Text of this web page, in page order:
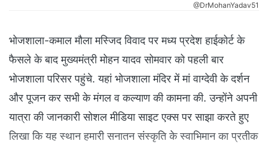
@DrMohanYadav51
भोजशाला-कमाल मौला मस्जिद विवाद पर मध्य प्रदेश हाईकोर्ट के
फैसले के बाद मुख्यमंत्री मोहन यादव सोमवार को पहली बार
भोजशाला परिसर पहुंचे. यहां भोजशाला मंदिर में मां वाग्देवी के दर्शन
और पूजन कर सभी के मंगल व कल्याण की कामना की. उन्होंने अपनी
यात्रा की जानकारी सोशल मीडिया साइट एक्स पर साझा करते हुए
लिखा कि यह स्थान हमारी सनातन संस्कृति के स्वाभिमान का प्रतीक